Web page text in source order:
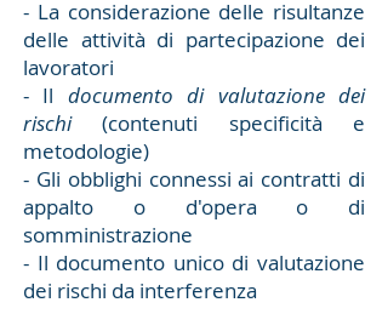
- La considerazione delle risultanze
delle attività di partecipazione dei
lavoratori
- Il documento di valutazione dei
rischi(contenuti specificità e
metodologie)
- Gli obblighi connessi ai contratti di
appalto o d'opera o di
somministrazione
- Il documento unico di valutazione
dei rischi da interferenza